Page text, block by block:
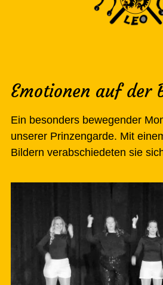
Emotionen auf der
Ein besonders bewegender
unserer Prinzengarde. Mit
Bildern verabschiedeten sie